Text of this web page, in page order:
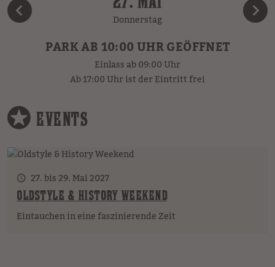
Donnerstag
PARK AB 10:00 UHR GEÖFFNET
Einlass ab 09:00 Uhr
Ab 17:00 Uhr ist der Eintritt frei
EVENTS
27. bis 29. Mai 2027
OLDSTYLE & HISTORY WEEKEND
Eintauchen in eine faszinierende Zeit